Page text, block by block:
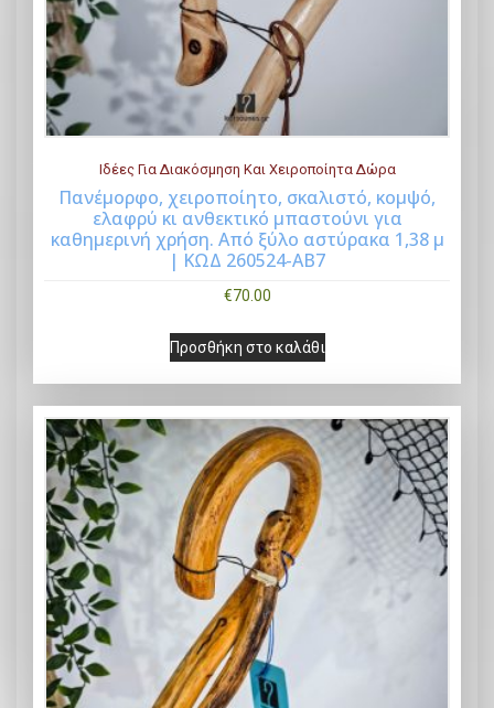
Buy Now
Ιδέες Για Διακόσμηση Και Χειροποίητα Δώρα
Πανέμορφο, χειροποίητο, σκαλιστό, κομψό,
ελαφρύ κι ανθεκτικό μπαστούνι για
καθημερινή χρήση. Από ξύλο αστύρακα 1,38 μ
| ΚΩΔ 260524-ΑΒ7
€70.00
Προσθήκη στο καλάθι